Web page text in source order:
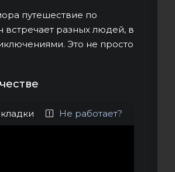
путешествие по
встречает разных людей, в
Это не просто
Не работает?